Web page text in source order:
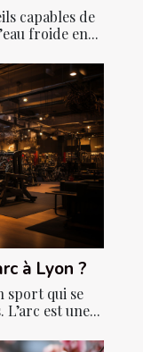
capables de
froide en...
à Lyon ?
sport qui se
est une...